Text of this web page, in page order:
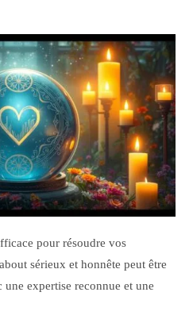
pour résoudre vos
sérieux et honnête peut être
expertise reconnue et une